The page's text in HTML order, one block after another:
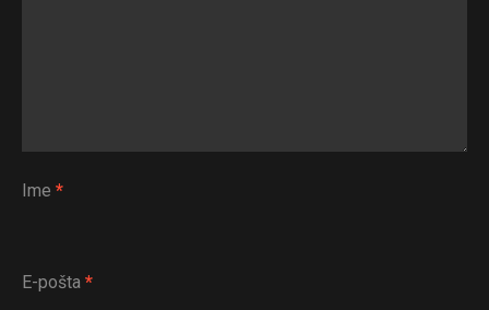
Ime *
E-pošta *